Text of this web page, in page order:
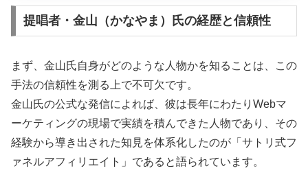
無料電子書籍をダウンロード
💡 マイクロ教育ビジネスのススメ：1年で
FIRE実現の実録
⚡ サラリーマンから 1年でFIRE 実現
提唱者・金山（かなやま）氏の経歴と信頼性
まず、金山氏自身がどのような人物かを知ることは、この
手法の信頼性を測る上で不可欠です。
金山氏の公式な発信によれば、彼は長年にわたりWebマ
ーケティングの現場で実績を積んできた人物であり、その
経験から導き出された知見を体系化したのが「サトリ式フ
ァネルアフィリエイト」であると語られています。